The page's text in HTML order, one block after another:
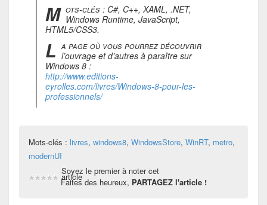
M ots-clés : C#, C++, XAML, .NET,
Windows Runtime, JavaScript,
HTML5/CSS3.
L a page où vous pourrez découvrir
l’ouvrage et d’autres à paraître sur
Windows 8 :
http://www.editions-
eyrolles.com/livres/Windows-8-pour-les-
professionnels/
Mots-clés : livres, windows8, WindowsStore, WinRT, metro,
modernUI
Soyez le premier à noter cet
article
Faites des heureux, PARTAGEZ l'article !